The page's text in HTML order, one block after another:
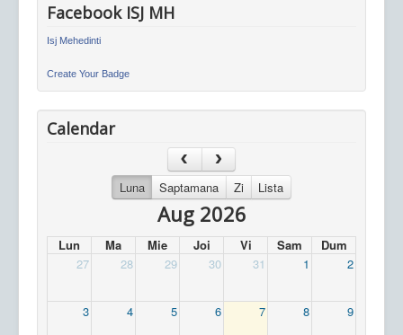
Facebook ISJ MH
Isj Mehedinti
Create Your Badge
Calendar
Luna Saptamana Zi Lista
Aug 2026
Lun Ma Mie Joi Vi Sam
Dum
27
28 29 30 31 1 2
3 4 5 6 7 8 9